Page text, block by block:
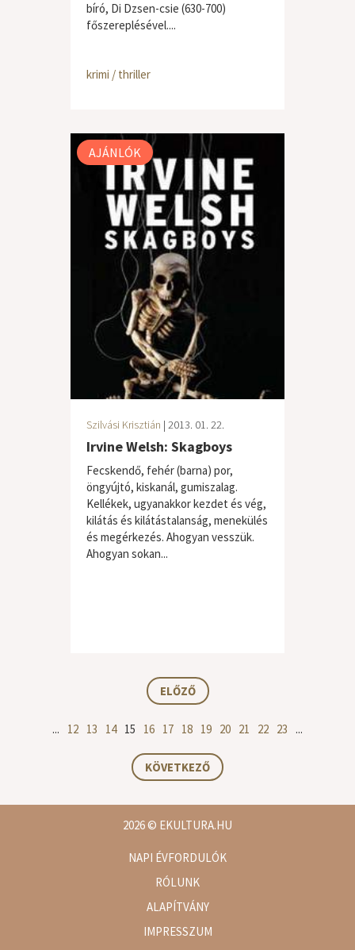
bíró, Di Dzsen-csie (630-700)
főszereplésével....
krimi / thriller
AJÁNLÓK
Szilvási Krisztián | 2013. 01. 22.
Irvine Welsh: Skagboys
Fecskendő, fehér (barna) por,
öngyújtó, kiskanál, gumiszalag.
Kellékek, ugyanakkor kezdet és vég,
kilátás és kilátástalanság, menekülés
és megérkezés. Ahogyan vesszük.
Ahogyan sokan...
ELŐZŐ
... 12 13 14 15 16 17 18 19 20 21 22 23 ...
KÖVETKEZŐ
2026© EKULTURA.HU
NAPI ÉVFORDULÓK
RÓLUNK
ALAPÍTVÁNY
IMPRESSZUM